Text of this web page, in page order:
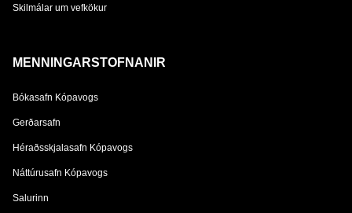
Skilmálar um vefkökur
MENNINGARSTOFNANIR
Bókasafn Kópavogs
Gerðarsafn
Héraðsskjalasafn Kópavogs
Náttúrusafn Kópavogs
Salurinn